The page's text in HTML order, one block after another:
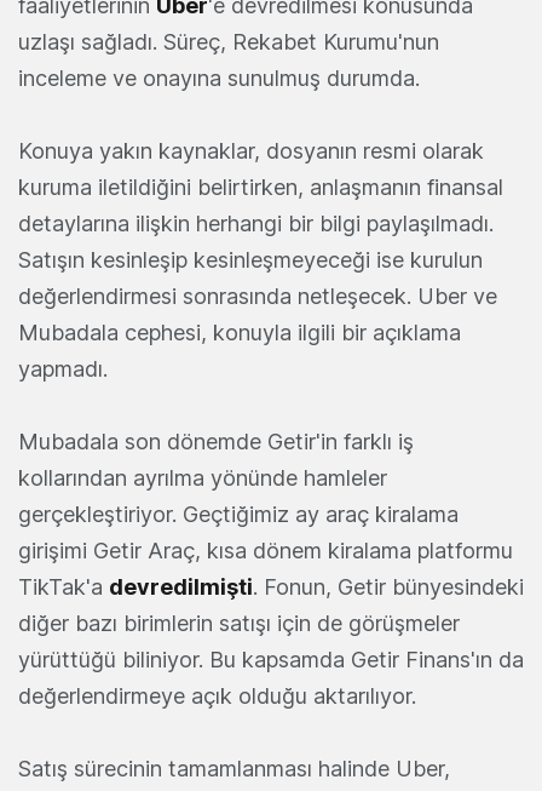
faaliyetlerinin Uber'e devredilmesi konusunda
uzlaşı sağladı. Süreç, Rekabet Kurumu'nun
inceleme ve onayına sunulmuş durumda.
Konuya yakın kaynaklar, dosyanın resmi olarak
kuruma iletildiğini belirtirken, anlaşmanın finansal
detaylarına ilişkin herhangi bir bilgi paylaşılmadı.
Satışın kesinleşip kesinleşmeyeceği ise kurulun
değerlendirmesi sonrasında netleşecek. Uber ve
Mubadala cephesi, konuyla ilgili bir açıklama
yapmadı.
Mubadala son dönemde Getir'in farklı iş
kollarından ayrılma yönünde hamleler
gerçekleştiriyor. Geçtiğimiz ay araç kiralama
girişimi Getir Araç, kısa dönem kiralama platformu
TikTak'a devredilmişti. Fonun, Getir bünyesindeki
diğer bazı birimlerin satışı için de görüşmeler
yürüttüğü biliniyor. Bu kapsamda Getir Finans'ın da
değerlendirmeye açık olduğu aktarılıyor.
Satış sürecinin tamamlanması halinde Uber,